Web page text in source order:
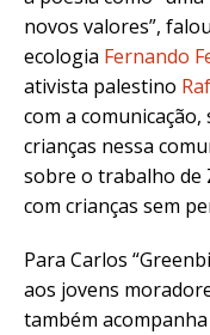
novos valores”,
ecologia Fernando
ativista palestino
com a
crianças nessa
sobre o trabalho de
com crianças sem
Para Carlos
aos jovens
também